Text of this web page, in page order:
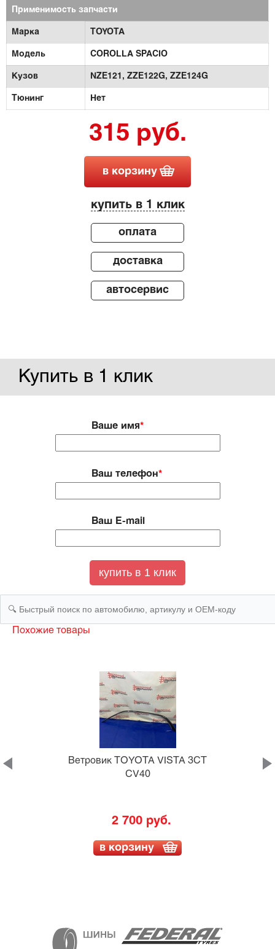
Применимость запчасти
Марка TOYOTA
Модель COROLLA SPACIO
Кузов NZE121, ZZE122G, ZZE124G
Тюнинг Нет
315 руб.
в корзину
купить в 1 клик
оплата
доставка
автосервис
Купить в 1 клик
Ваше имя*
Ваш телефон*
Ваш E-mail
Похожие товары
Ветровик TOYOTA VISTA 3CT
CV40
2 700 руб.
в корзину